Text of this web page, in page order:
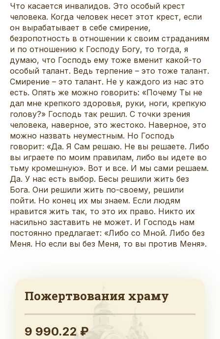
Что касается инвалидов. Это особый крест
человека. Когда человек несет этот крест, если
он вырабатывает в себе смирение,
безропотность в отношении к своим страданиям
и по отношению к Господу Богу, то тогда, я
думаю, что Господь ему тоже вменит какой-то
особый талант. Ведь терпение – это тоже талант.
Смирение – это талант. Не у каждого из нас это
есть. Опять же можно говорить: «Почему Ты не
дал мне крепкого здоровья, руки, ноги, крепкую
голову?» Господь так решил. С точки зрения
человека, наверное, это жестоко. Наверное, это
можно назвать неуместным. Но Господь
говорит: «Да. Я Сам решаю. Не вы решаете. Либо
вы играете по моим правилам, либо вы идете во
тьму кромешную». Вот и все. И мы сами решаем.
Да. У нас есть выбор. Бесы решили жить без
Бога. Они решили жить по-своему, решили
пойти. Но конец их мы знаем. Если людям
нравится жить так, то это их право. Никто их
насильно заставить не может. И Господь нам
постоянно предлагает: «Либо со Мной. Либо без
Меня. Но если вы без Меня, то вы против Меня».
Пожертвования храму
9 990.22 ₽